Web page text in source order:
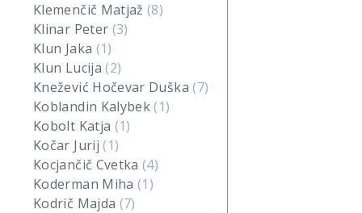
Klemenčič Matjaž(8)
Klinar Peter (3)
Klun Jaka (1)
Klun Lucija(2)
Knežević Hočevar Duška(7)
Koblandin Kalybek(1)
Kobolt Katja (1)
Kočar Jurij(1)
Kocjančič Cvetka(4)
Koderman Miha(1)
Kodrič Majda (7)